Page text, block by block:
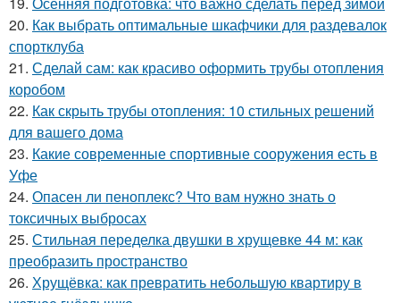
20. Как выбрать оптимальные шкафчики для раздевалок
спортклуба
21. Сделай сам: как красиво оформить трубы отопления
коробом
22. Как скрыть трубы отопления: 10 стильных решений
для вашего дома
23. Какие современные спортивные сооружения есть в
Уфе
24. Опасен ли пеноплекс? Что вам нужно знать о
токсичных выбросах
25. Стильная переделка двушки в хрущевке 44 м: как
преобразить пространство
26. Хрущёвка: как превратить небольшую квартиру в